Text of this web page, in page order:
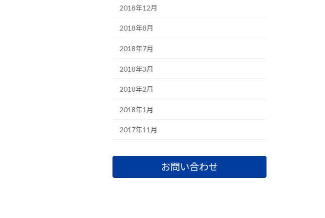
2018年12月
2018年8月
2018年7月
2018年3月
2018年2月
2018年1月
2017年11月
お問い合わせ